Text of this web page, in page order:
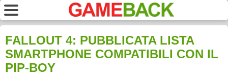
FALLOUT 4: PUBBLICATA LISTA
SMARTPHONE COMPATIBILI CON IL
PIP-BOY